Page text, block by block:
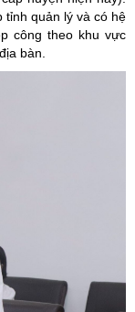
tỉnh quản lý và có hệ
công theo khu vực
bàn.